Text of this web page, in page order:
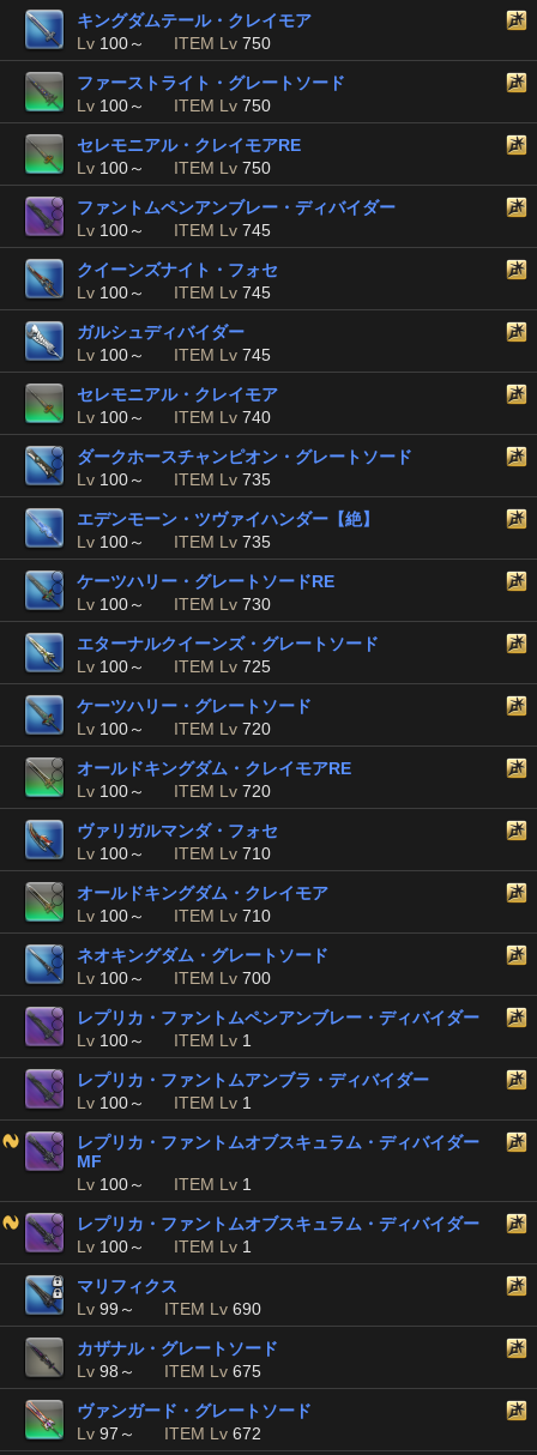
キングダムテール・クレイモア
Lv 100～ ITEM Lv 750
ファーストライト・グレートソード
Lv 100～ ITEM Lv 750
セレモニアル・クレイモアRE
Lv 100～ ITEM Lv 750
ファントムペンアンブレー・ディバイダー
Lv 100～ ITEM Lv 745
クイーンズナイト・フォセ
Lv 100～ ITEM Lv 745
ガルシュディバイダー
Lv 100～ ITEM Lv 745
セレモニアル・クレイモア
Lv 100～ ITEM Lv 740
ダークホースチャンピオン・グレートソード
Lv 100～ ITEM Lv 735
エデンモーン・ツヴァイハンダー【絶】
Lv 100～ ITEM Lv 735
ケーツハリー・グレートソードRE
Lv 100～ ITEM Lv 730
エターナルクイーンズ・グレートソード
Lv 100～ ITEM Lv 725
ケーツハリー・グレートソード
Lv 100～ ITEM Lv 720
オールドキングダム・クレイモアRE
Lv 100～ ITEM Lv 720
ヴァリガルマンダ・フォセ
Lv 100～ ITEM Lv 710
オールドキングダム・クレイモア
Lv 100～ ITEM Lv 710
ネオキングダム・グレートソード
Lv 100～ ITEM Lv 700
レプリカ・ファントムペンアンブレー・ディバイダー
Lv 100～ ITEM Lv 1
レプリカ・ファントムアンブラ・ディバイダー
Lv 100～ ITEM Lv 1
レプリカ・ファントムオブスキュラム・ディバイダー
MF
Lv 100～ ITEM Lv 1
レプリカ・ファントムオブスキュラム・ディバイダー
Lv 100～ ITEM Lv 1
マリフィクス
Lv 99～ ITEM Lv 690
カザナル・グレートソード
Lv 98～ ITEM Lv 675
ヴァンガード・グレートソード
Lv 97～ ITEM Lv 672